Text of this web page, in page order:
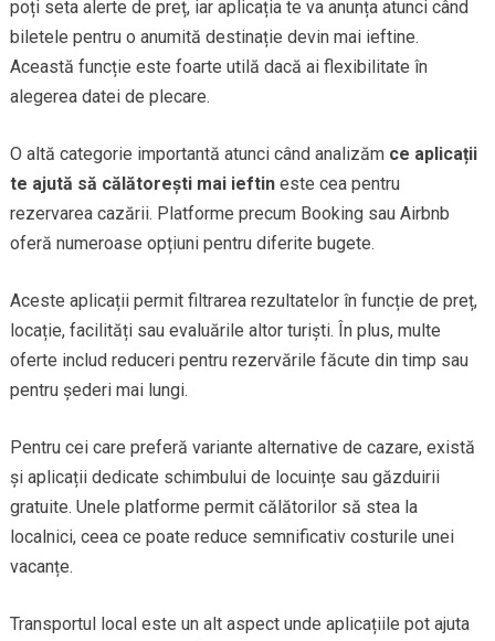
poți seta alerte de preț, iar aplicația te va anunța atunci când
biletele pentru o anumită destinație devin mai ieftine.
Această funcție este foarte utilă dacă ai flexibilitate în
alegerea datei de plecare.
O altă categorie importantă atunci când analizăm ce aplicații
te ajută să călătorești mai ieftineste cea pentru
rezervarea cazării. Platforme precum Booking sau Airbnb
oferă numeroase opțiuni pentru diferite bugete.
Aceste aplicații permit filtrarea rezultatelor în funcție de preț,
locație, facilități sau evaluările altor turiști. În plus, multe
oferte includ reduceri pentru rezervările făcute din timp sau
pentru șederi mai lungi.
Pentru cei care preferă variante alternative de cazare, există
și aplicații dedicate schimbului de locuințe sau găzduirii
gratuite. Unele platforme permit călătorilor să stea la
localnici, ceea ce poate reduce semnificativ costurile unei
vacanțe.
Transportul local este un alt aspect unde aplicațiile pot ajuta